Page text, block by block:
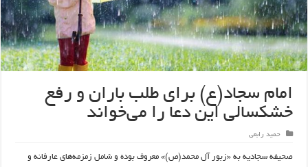
امام سجاد(ع) برای طلب باران و رفع
خشکسالی این دعا را می‌خواند
حمید رابعی
صحیفه سجادیه به «زبور آل محمد(ص)» معروف بوده و شامل زمزمه‌های عارفانه و